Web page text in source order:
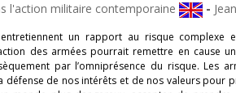
l'action militaire contemporaine -
un rapport au risque complexe
des armées pourrait remettre en cause
par l’omniprésence du risque. Les
défense de nos intérêts et de nos valeurs pour